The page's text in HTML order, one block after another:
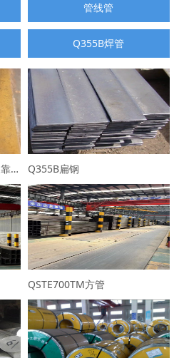
管线管
Q355B焊管
山东40Cr钢板现货厂家哪家靠谱？选山东普利通钢材，规格全可定制 Q355B扁钢
QSTE700TM方管